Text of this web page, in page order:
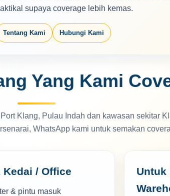
supaya coverage lebih kemas.
Tentang Kami Hubungi Kami
Yang Kami
Klang, Pulau Indah dan kawasan sekitar
WhatsApp kami untuk semakan
Kedai / Office
& pintu masuk
Untuk